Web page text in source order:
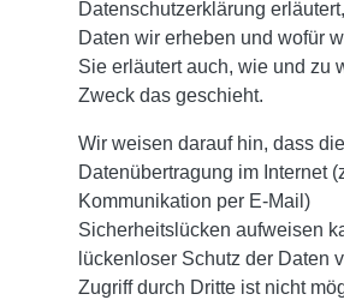
Datenschutzerklärung
Daten wir erheben und wofür
Sie erläutert auch, wie und zu
Zweck das geschieht.
Wir weisen darauf hin, dass die
Datenübertragung im Internet
Kommunikation per E-Mail)
Sicherheitslücken aufweisen
lückenloser Schutz der Daten
Zugriff durch Dritte ist nicht